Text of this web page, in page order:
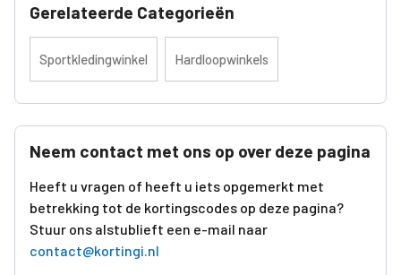
Gerelateerde Categorieën
Sportkledingwinkel Hardloopwinkels
Neem contact met ons op over deze pagina
Heeft u vragen of heeft u iets opgemerkt met
betrekking tot de kortingscodes op deze pagina?
Stuur ons alstublieft een e-mail naar
contact@kortingi.nl